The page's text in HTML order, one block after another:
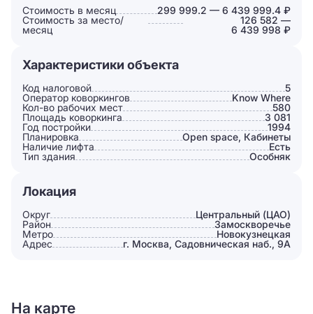
Стоимость в месяц
299 999.2 — 6 439 999.4 ₽
Стоимость за место/
месяц
126 582 —
6 439 998 ₽
Характеристики объекта
Код налоговой
5
Оператор коворкингов
Know Where
Кол-во рабочих мест
580
Площадь коворкинга
3 081
Год постройки
1994
Планировка
Open space, Кабинеты
Наличие лифта
Есть
Тип здания
Особняк
Локация
Округ
Центральный (ЦАО)
Район
Замоскворечье
Метро
Новокузнецкая
Адрес
г. Москва, Садовническая наб., 9А
На карте